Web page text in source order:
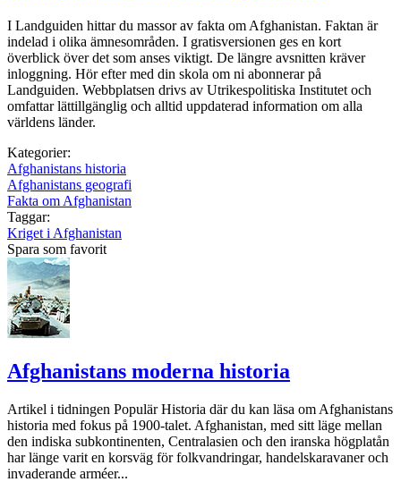
I Landguiden hittar du massor av fakta om Afghanistan. Faktan är
indelad i olika ämnesområden. I gratisversionen ges en kort
överblick över det som anses viktigt. De längre avsnitten kräver
inloggning. Hör efter med din skola om ni abonnerar på
Landguiden. Webbplatsen drivs av Utrikespolitiska Institutet och
omfattar lättillgänglig och alltid uppdaterad information om alla
världens länder.
Kategorier:
Afghanistans historia
Afghanistans geografi
Fakta om Afghanistan
Taggar:
Kriget i Afghanistan
Spara som favorit
Afghanistans moderna historia
Artikel i tidningen Populär Historia där du kan läsa om Afghanistans
historia med fokus på 1900-talet. Afghanistan, med sitt läge mellan
den indiska subkontinenten, Centralasien och den iranska högplatån
har länge varit en korsväg för folkvandringar, handelskaravaner och
invaderande arméer...